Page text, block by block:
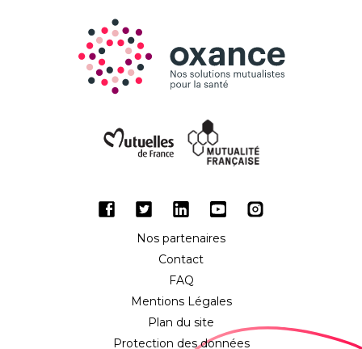
FacebookTwitterLinkedInYoutubeInstagram
Nos partenaires
Contact
FAQ
Mentions Légales
Plan du site
Protection des données